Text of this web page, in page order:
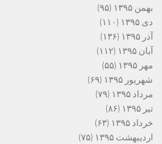
بهمن ۱۳۹۵
(۹۵)
دی ۱۳۹۵
(۱۱۰)
آذر ۱۳۹۵
(۱۳۶)
آبان ۱۳۹۵
(۱۱۲)
مهر ۱۳۹۵
(۵۵)
شهریور ۱۳۹۵
(۶۹)
مرداد ۱۳۹۵
(۷۹)
تیر ۱۳۹۵
(۸۶)
خرداد ۱۳۹۵
(۶۳)
اردیبهشت ۱۳۹۵
(۷۵)